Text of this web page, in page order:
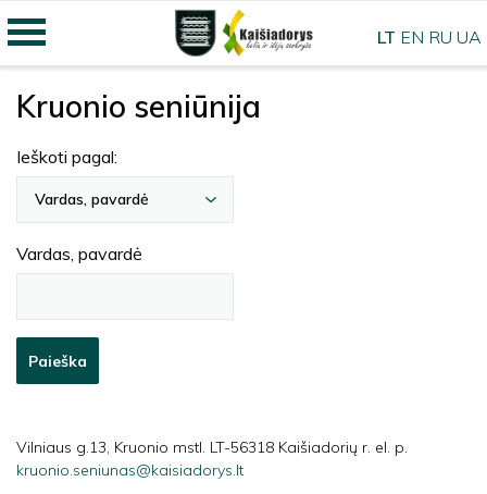
Kruonio seniūnija
Ieškoti pagal:
Vardas, pavardė
Vardas, pavardė
Paieška
Vilniaus g.13, Kruonio mstl. LT-56318 Kaišiadorių r. el. p.
kruonio.seniunas@kaisiadorys.lt
LT EN RU UA